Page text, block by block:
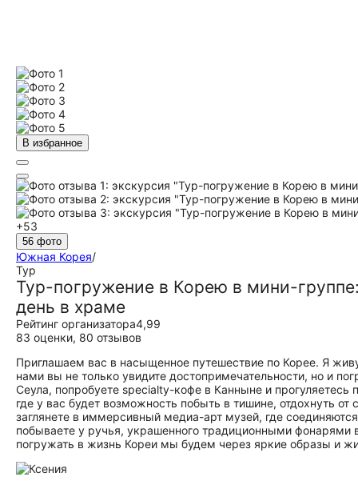
В избранное
+53
56 фото
Южная Корея/
Тур
Тур-погружение в Корею в мини-
день в храме
Рейтинг организатора4,99
83 оценки, 80 отзывов
Приглашаем вас в насыщенное путешествие по Корее. Я
нами вы не только увидите достопримечательности, но и
Сеула, попробуете specialty-кофе в Канныне и
где у вас будет возможность побыть в тишине, отдохнуть
заглянете в иммерсивный медиа-арт музей, где
побываете у ручья, украшенного традиционными фонарями
погружать в жизнь Кореи мы будем через яркие образы и